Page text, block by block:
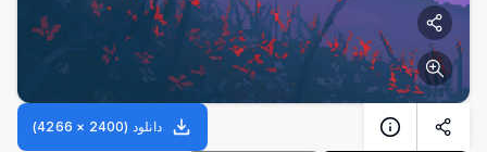
دانلود (
2400
×
4266
)